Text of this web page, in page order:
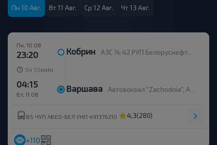
Пн 10 Авг. Вт 11 Авг. Ср 12 Авг. Чт 13 Авг.
Пн, 10.08
23:20 Кобрин АЗС № 42 РУП Белоруснефть 60 км, M1, Кобрын
5ч 55 мин
Вт, 11.08
04:15 Варшава Автовокзал "Zachodnia", Al. Jerozolimskie 144
BS ЧУП АВЕО-БЕЛ УНП 491376210 4,3(280)
+110